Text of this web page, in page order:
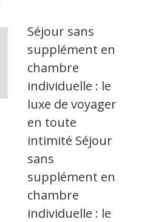
Séjour sans
supplément en
chambre
individuelle : le
luxe de voyager
en toute
intimité Séjour
sans
supplément en
chambre
individuelle : le